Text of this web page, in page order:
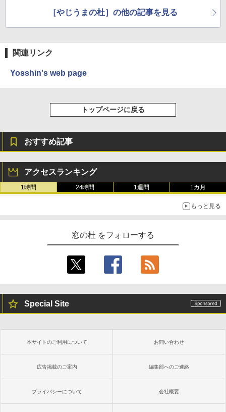
￥1,600
11インチカラーディスプレイ、64GBスト
￥115,980
［やじうまの杜］の他の記事を見る
関連リンク
Yosshin's web page
トップページに戻る
おすすめ記事
アクセスランキング
1時間 24時間 1週間 1カ月
もっと見る
窓の杜 をフォローする
Special Site
本サイトのご利用について お問い合わせ
広告掲載のご案内 編集部へのご連絡
プライバシーについて 会社概要